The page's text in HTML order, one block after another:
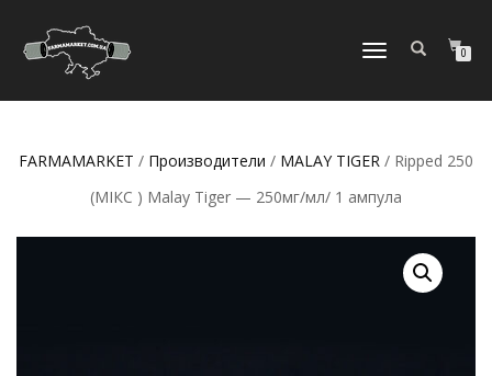
ПЕРЕКЛЮЧИТЬ
0
FARMAMARKET / Производители / MALAY TIGER / Ripped 250
(МІКС ) Malay Tiger — 250мг/мл/ 1 ампула